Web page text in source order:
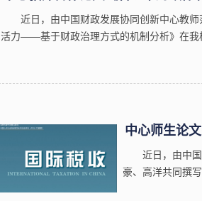
近日，由中国财政发展协同创新中心教
活力——基于财政治理方式的机制分析》在我
中心师生论
近日，由中
豪、高洋共同撰